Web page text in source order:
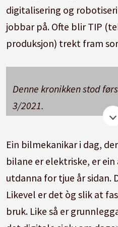
digitalisering og
jobbar på. Ofte blir TIP
produksjon) trekt fram
Denne kronikken stod
3/2021.
Thom Jambak er
tilleggsutdanning.
Sentralstyremedlem i
sidan 2015. Lærar ved
Ein bilmekanikar i dag,
bilane er elektriske, er
utdanna for tjue år sidan.
Likevel er det òg slik at
bruk. Like så er